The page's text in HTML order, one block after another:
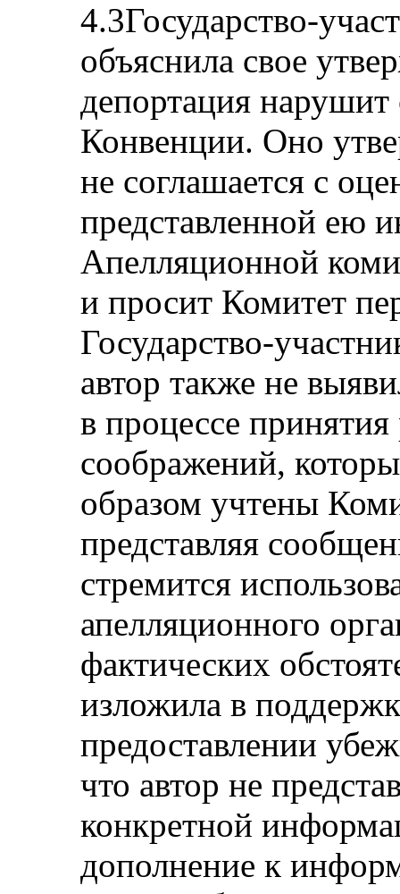
4.3Государство-
объяснила свое
депортация
Конвенции. Оно
не соглашается с
представленной ею
Апелляционной
и просит Комитет
Государство-
автор также не
в процессе
соображений,
образом учтены
представляя
стремится
апелляционного
фактических
изложила в
предоставлении
что автор не
конкретной
дополнение к